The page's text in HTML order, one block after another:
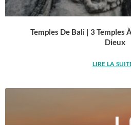
Temples De Bali | 3 Temples
Dieux
LIRE LA